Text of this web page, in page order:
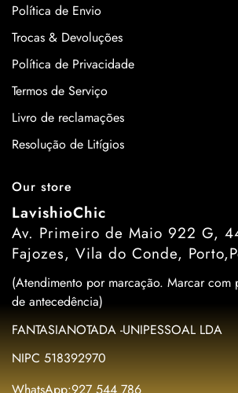
Política de Envio
Trocas & Devoluções
Política de Privacidade
Termos de Serviço
Livro de reclamações
Resolução de Litígios
Our store
LavishioChic
Av. Primeiro de Maio 922 G,
Fajozes, Vila do Conde,
(Atendimento por marcação. Marcar com
de antecedência)
FANTASIANOTADA -UNIPESSOAL LDA
NIPC 518392970